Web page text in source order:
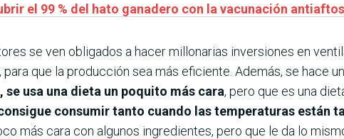
el 99 % del hato ganadero con la vacunación
se ven obligados a hacer millonarias inversiones en
que la producción sea más eficiente. Además, se hace
se usa una dieta un poquito más cara, pero que es una
consumir tanto cuando las temperaturas están
más cara con algunos ingredientes, pero que le da lo